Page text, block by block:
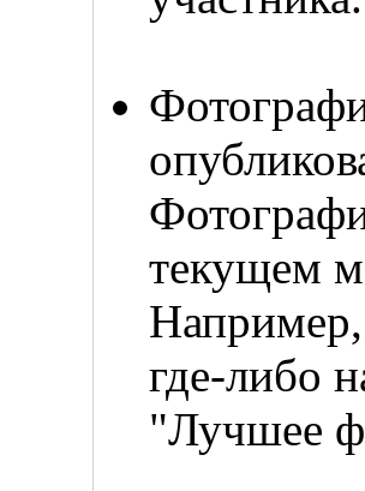
текущем
Например,
где-либо
"Лучшее